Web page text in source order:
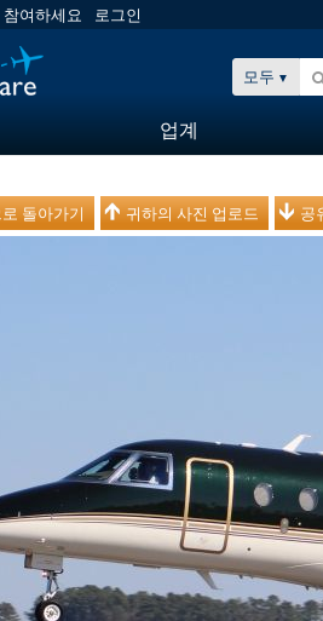
여하세요 로그인
모두
업계
돌아가기 귀하의 사진 업로드 공